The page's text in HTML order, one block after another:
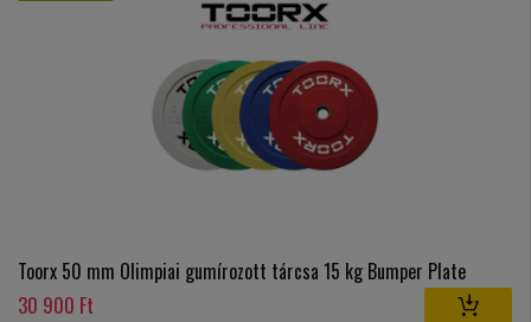
Toorx 50 mm Olimpiai gumírozott tárcsa 15 kg Bumper Plate
30 900 Ft